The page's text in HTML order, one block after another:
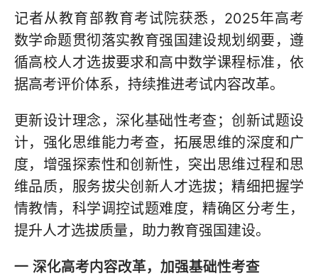
记者从教育部教育考试院获悉，2025年高考
数学命题贯彻落实教育强国建设规划纲要，遵
循高校人才选拔要求和高中数学课程标准，依
据高考评价体系，持续推进考试内容改革。
更新设计理念，深化基础性考查；创新试题设
计，强化思维能力考查，拓展思维的深度和广
度，增强探索性和创新性，突出思维过程和思
维品质，服务拔尖创新人才选拔；精细把握学
情教情，科学调控试题难度，精确区分考生，
提升人才选拔质量，助力教育强国建设。
一 深化高考内容改革，加强基础性考查